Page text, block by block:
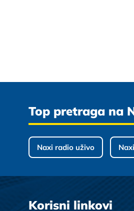
Top pretraga na
Naxi radio uživo
Korisni linkovi